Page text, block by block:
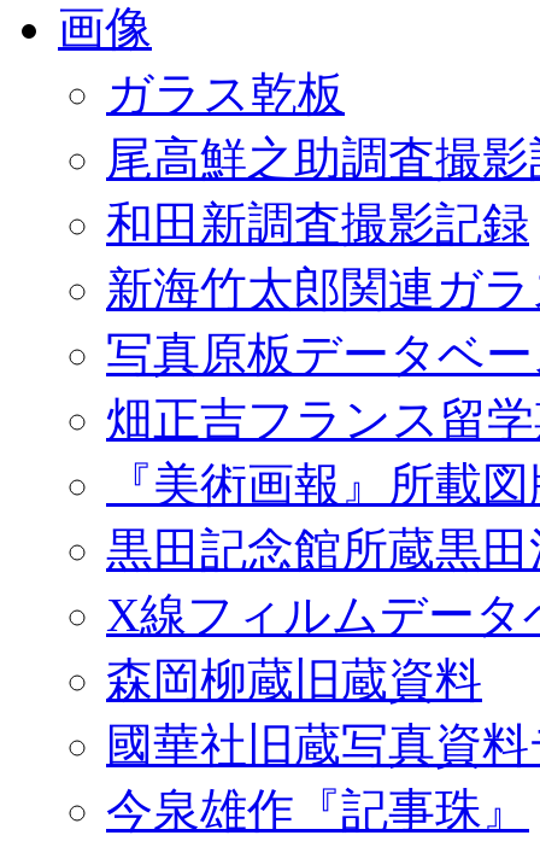
画像
ガラス乾板
尾高鮮之助調査撮
和田新調査撮影記録
新海竹太郎関連ガ
写真原板データベ
畑正吉フランス留
『美術画報』所載
黒田記念館所蔵黒
X線フィルムデータ
森岡柳蔵旧蔵資料
國華社旧蔵写真資
今泉雄作『記事珠』